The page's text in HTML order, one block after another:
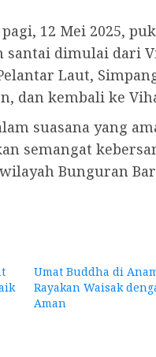
12 Mei 2025,
santai dimulai dari
Laut,
dan kembali ke
suasana yang
semangat
Bunguran
Umat Buddha di
Rayakan Waisak
Aman